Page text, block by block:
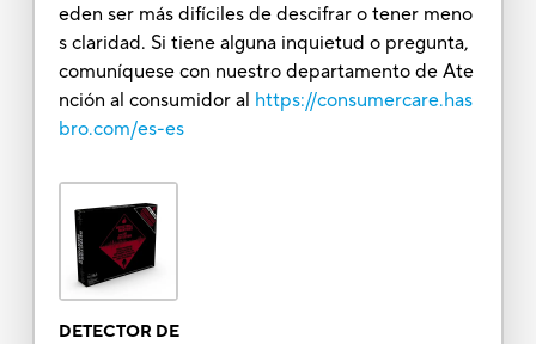
eden ser más difíciles de descifrar o tener meno
s claridad. Si tiene alguna inquietud o pregunta,
comuníquese con nuestro departamento de Ate
nción al consumidor al https://consumercare.has
bro.com/es-es
DETECTOR DE